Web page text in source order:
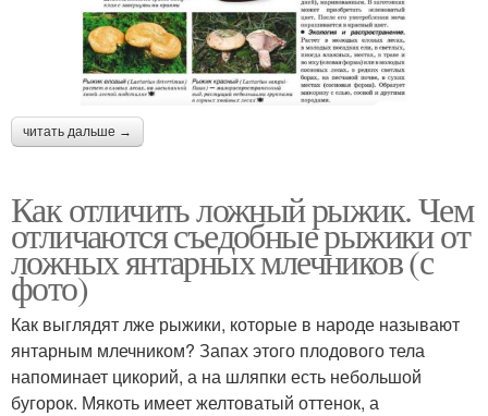
читать дальше →
Как отличить ложный рыжик. Чем
отличаются съедобные рыжики от
ложных янтарных млечников (с
фото)
Как выглядят лже рыжики, которые в народе называют
янтарным млечником? Запах этого плодового тела
напоминает цикорий, а на шляпки есть небольшой
бугорок. Мякоть имеет желтоватый оттенок, а